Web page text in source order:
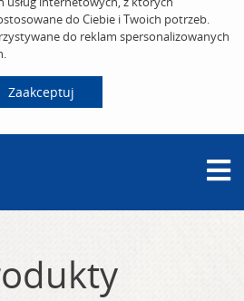
do Ciebie i Twoich potrzeb.
do reklam spersonalizowanych
Zaakceptuj